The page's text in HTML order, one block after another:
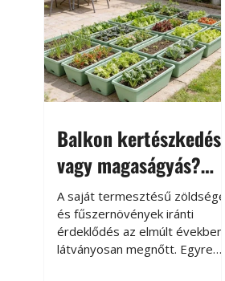
Balkon kertészkedés
vagy magaságyás?
Helytakarékos
kertészkedés
A saját termesztésű zöldségek
és fűszernövények iránti
érdeklődés az elmúlt években
látványosan megnőtt. Egyre